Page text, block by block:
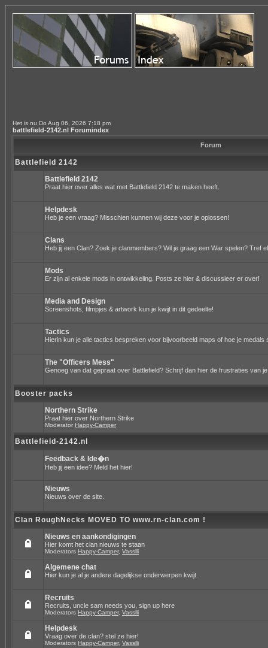
Het is nu Do Aug 06, 2026 7:18 pm
battlefield-2142.nl Forumindex
Forum
Battlefield 2142
Battlefield 2142
Praat hier over alles wat met Battlefield 2142 te maken heeft.
Helpdesk
Heb je een vraag? Misschien kunnen wij deze voor je oplossen!
Clans
Heb jij een Clan? Zoek je clanmembers? Wil je graag een War spelen? Tref
Mods
Er zijn al enkele mods in ontwikkeling. Posts ze hier & discussieer er over!
Media and Design
Screenshots, filmpjes & artwork kun je kwijt in dit gedeelte!
Tactics
Hierin kun je alle tactics bespreken voor bijvoorbeeld maps of hoe je medals
The "Officers Mess"
Genoeg van dat gepraat over Battlefield? Schrijf dan hier de frustraties van
Booster packs
Northern Strike
Praat hier over Northern Strike
Moderator Happy-Camper
Battlefield-2142.nl
Feedback & Ide�n
Heb jij een idee? Meld het hier!
Nieuws
Nieuws over de site.
Clan RoughNecks MOVED TO www.rn-clan.com !
Nieuws en aankondigingen
Hier komt het clan nieuws te staan
Moderators Happy-Camper, Vasslli
Algemene chat
Hier kun je al je andere dagelijkse onderwerpen kwijt.
Recruits
Recruits, uncle sam needs you, sign up here
Moderators Happy-Camper, Vasslli
Helpdesk
Vraag over de clan? stel ze hier!
Moderators Happy-Camper, Vasslli